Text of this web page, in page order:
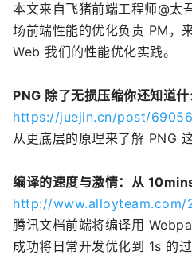
本文来自飞猪前端工程师@太
场前端性能的优化负责 PM，
Web 我们的性能优化实践。
PNG 除了无损压缩你还知道什
https://juejin.cn/post/
从更底层的原理来了解 PNG
编译的速度与激情：从
http://www.alloyteam.com/
腾讯文档前端将编译用
成功将日常开发优化到 1s 的